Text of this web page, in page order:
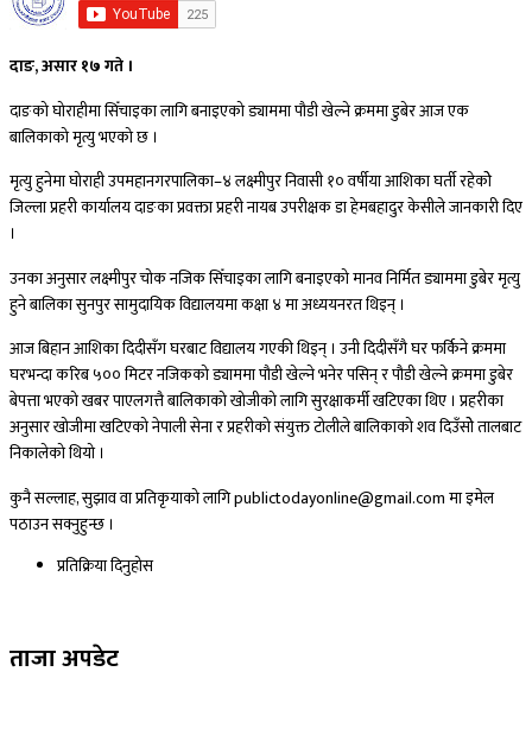
दाङ, असार १७ गते ।
दाङको घोराहीमा सिँचाइका लागि बनाइएको ड्याममा पौडी खेल्ने क्रममा डुबेर आज एक
बालिकाको मृत्यु भएको छ ।
मृत्यु हुनेमा घोराही उपमहानगरपालिका–४ लक्ष्मीपुर निवासी १० वर्षीया आशिका घर्ती रहेकोे
जिल्ला प्रहरी कार्यालय दाङका प्रवक्ता प्रहरी नायब उपरीक्षक डा हेमबहादुर केसीले जानकारी दिए
।
उनका अनुसार लक्ष्मीपुर चोक नजिक सिँचाइका लागि बनाइएको मानव निर्मित ड्याममा डुबेर मृत्यु
हुने बालिका सुनपुर सामुदायिक विद्यालयमा कक्षा ४ मा अध्ययनरत थिइन् ।
आज बिहान आशिका दिदीसँग घरबाट विद्यालय गएकी थिइन् । उनी दिदीसँगै घर फर्किने क्रममा
घरभन्दा करिब ५०० मिटर नजिकको ड्याममा पौडी खेल्ने भनेर पसिन् र पौडी खेल्ने क्रममा डुबेर
बेपत्ता भएको खबर पाएलगत्तै बालिकाको खोजीको लागि सुरक्षाकर्मी खटिएका थिए । प्रहरीका
अनुसार खोजीमा खटिएको नेपाली सेना र प्रहरीको संयुक्त टोलीले बालिकाको शव दिउँसोे तालबाट
निकालेको थियो ।
कुनै सल्लाह, सुझाव वा प्रतिकृयाको लागि publictodayonline@gmail.com मा इमेल
पठाउन सक्नुहुन्छ ।
प्रतिक्रिया दिनुहोस​
ताजा अपडेट